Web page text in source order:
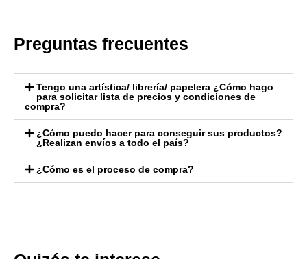
Preguntas frecuentes
Tengo una artística/ librería/ papelera ¿Cómo hago
para solicitar lista de precios y condiciones de
compra?
¿Cómo puedo hacer para conseguir sus productos?
¿Realizan envíos a todo el país?
¿Cómo es el proceso de compra?